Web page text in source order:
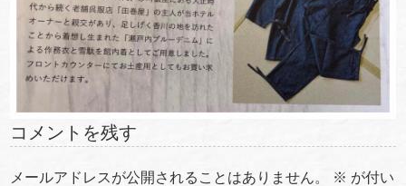
コメントを残す
メールアドレスが公開されることはありません。 ※ が付い